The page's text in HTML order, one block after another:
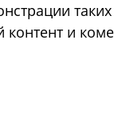
контент и